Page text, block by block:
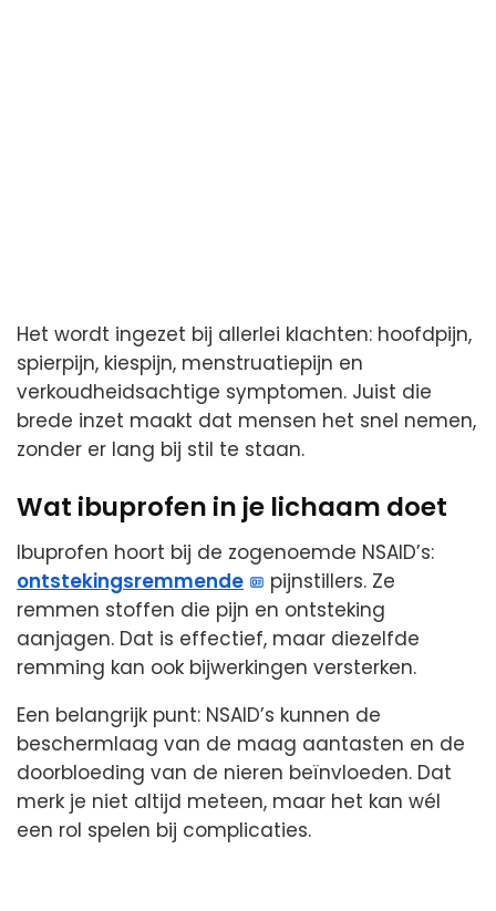
Het wordt ingezet bij allerlei klachten: hoofdpijn,
spierpijn, kiespijn, menstruatiepijn en
verkoudheidsachtige symptomen. Juist die
brede inzet maakt dat mensen het snel nemen,
zonder er lang bij stil te staan.
Wat ibuprofen in je lichaam doet
Ibuprofen hoort bij de zogenoemde NSAID’s:
ontstekingsremmende
pijnstillers. Ze
remmen stoffen die pijn en ontsteking
aanjagen. Dat is effectief, maar diezelfde
remming kan ook bijwerkingen versterken.
Een belangrijk punt: NSAID’s kunnen de
beschermlaag van de maag aantasten en de
doorbloeding van de nieren beïnvloeden. Dat
merk je niet altijd meteen, maar het kan wél
een rol spelen bij complicaties.